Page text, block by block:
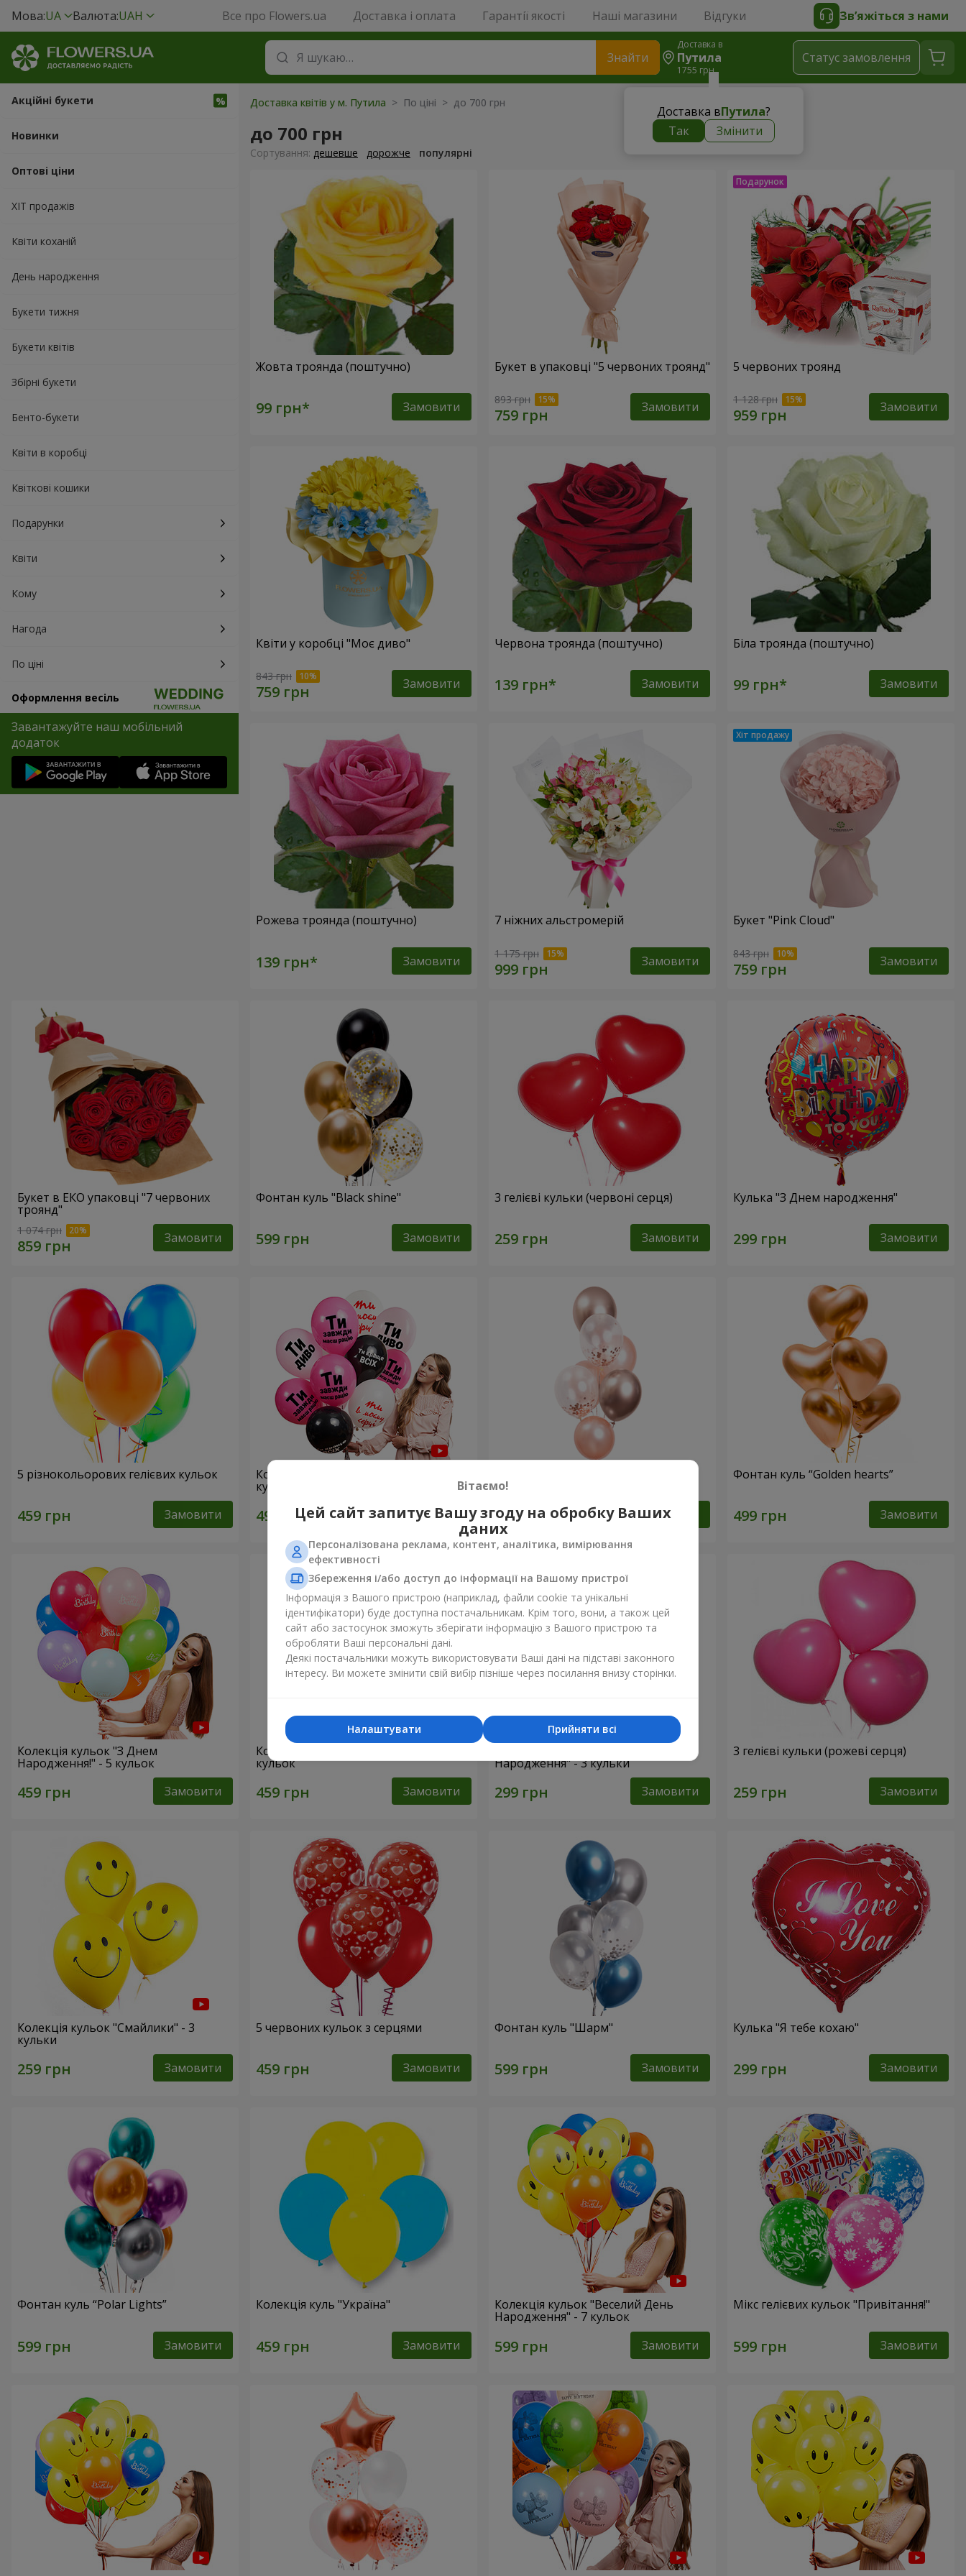
Мова:UA Валюта:UAH Все про Flowers.ua Доставка і оплата Гарантії якості Наші магазини Відгуки Зв’яжіться з нами
Знайти
Доставка в
Путила
1755 грн
Доставка вПутила?
Так
Змінити
Статус замовлення
Акційні букети
Новинки
Оптові ціни
ХІТ продажів
Квіти коханій
День народження
Букети тижня
Букети квітів
Збірні букети
Бенто-букети
Квіти в коробці
Квіткові кошики
Подарунки
Квіти
Кому
Нагода
По ціні
Оформлення весіль
Завантажуйте наш мобільний
додаток
Доставка квітів у м. Путила > По ціні > до 700 грн
до 700 грн
Сортування: дешевше дорожче популярні
Жовта троянда (поштучно)
Замовити
Букет в упаковці "5 червоних троянд"
893 грн Замовити
5 червоних троянд
1 128 грн Замовити
Квіти у коробці "Моє диво"
843 грн Замовити
Червона троянда (поштучно)
Замовити
Біла троянда (поштучно)
Замовити
Рожева троянда (поштучно)
Замовити
7 ніжних альстромерій
1 175 грн Замовити
Букет "Pink Cloud"
843 грн Замовити
Букет в ЕКО упаковці "7 червоних
троянд"
1 074 грн Замовити
Фонтан куль "Black shine"
Замовити
3 гелієві кульки (червоні серця)
Замовити
Кулька "З Днем народження"
Замовити
5 різнокольорових гелієвих кульок
Замовити
Колекція кульок для неї "Ти диво!" - 5
кульок
Замовити
Замовити
Фонтан куль “Golden hearts”
Замовити
Колекція кульок "З Днем
Народження!" - 5 кульок
Замовити
Колекція кульок "Коханій Матусі!" - 5
кульок
Замовити
Народження" - 3 кульки
Замовити
3 гелієві кульки (рожеві серця)
Замовити
Колекція кульок "Смайлики" - 3
кульки
Замовити
5 червоних кульок з серцями
Замовити
Фонтан куль "Шарм"
Замовити
Кулька "Я тебе кохаю"
Замовити
Фонтан куль “Polar Lights”
Замовити
Колекція куль "Україна"
Замовити
Колекція кульок "Веселий День
Народження" - 7 кульок
Замовити
Мікс гелієвих кульок "Привітання!"
Замовити
Вітаємо!
Цей сайт запитує Вашу згоду на обробку Ваших
даних
Персоналізована реклама, контент, аналітика, вимірювання
ефективності
Збереження і/або доступ до інформації на Вашому пристрої
Інформація з Вашого пристрою (наприклад, файли cookie та унікальні
ідентифікатори) буде доступна постачальникам. Крім того, вони, а також цей
сайт або застосунок зможуть зберігати інформацію з Вашого пристрою та
обробляти Ваші персональні дані.
Деякі постачальники можуть використовувати Ваші дані на підставі законного
інтересу. Ви можете змінити свій вибір пізніше через посилання внизу сторінки.
Прийняти всі
Налаштувати